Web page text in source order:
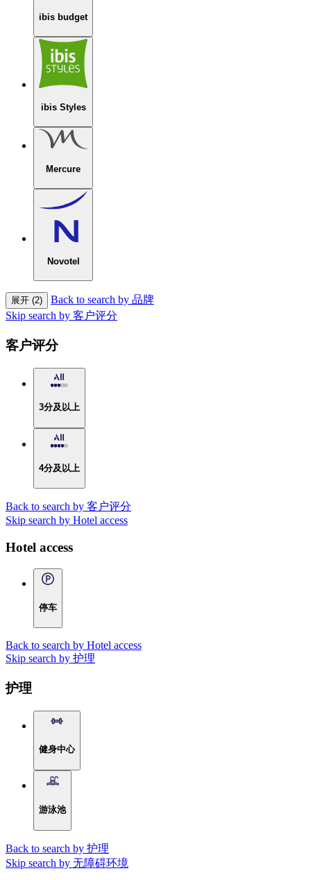
ibis budget
ibis Styles
Mercure
Novotel
展开 (2)
Back to search by 品牌
Skip search by 客户评分
客户评分
3分及以上
4分及以上
Back to search by 客户评分
Skip search by Hotel access
Hotel access
停车
Back to search by Hotel access
Skip search by 护理
护理
健身中心
游泳池
Back to search by 护理
Skip search by 无障碍环境